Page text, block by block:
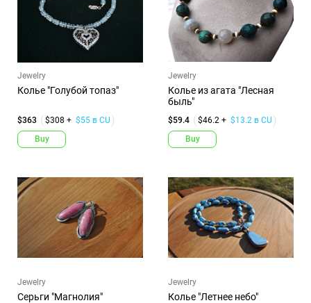
Jewelry
Колье "Голубой топаз"
$363 $308 + $55 в CU
Buy
Jewelry
Колье из агата "Лесная
быль"
$59.4 $46.2 + $13.2 в CU
Buy
Jewelry
Серьги "Магнолия"
Jewelry
Колье "Летнее небо"